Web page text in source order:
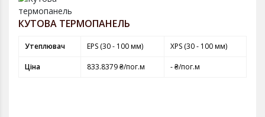
КУТОВА ТЕРМОПАНЕЛЬ
Утеплювач EPS (30 - 100 мм) XPS (30 - 100 мм)
Ціна 833.8379 ₴/пог.м - ₴/пог.м